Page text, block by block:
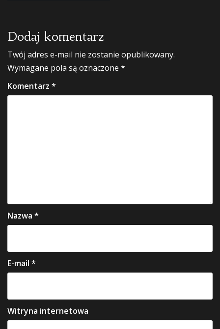
Dodaj komentarz
Twój adres e-mail nie zostanie opublikowany.
Wymagane pola są oznaczone *
Komentarz *
Nazwa *
E-mail *
Witryna internetowa